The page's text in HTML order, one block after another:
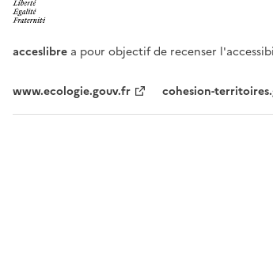
acceslibre a pour objectif de recenser
www.ecologie.gouv.fr cohesion-